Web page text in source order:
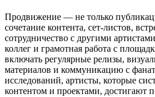
Продвижение — не только
сочетание контента, сет-листов,
сотрудничество с другими
коллег и грамотная работа с
включать регулярные релизы,
материалов и коммуникацию с
исследований, артисты, которые
контентом и проектами, достигают